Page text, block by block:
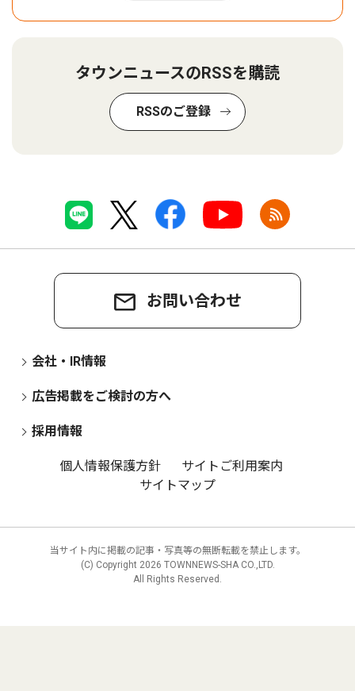
タウンニュースのRSSを購読
RSSのご登録
お問い合わせ
会社・IR情報
広告掲載をご検討の方へ
採用情報
個人情報保護方針
サイトご利用案内
サイトマップ
当サイト内に掲載の記事・写真等の無断転載を禁止します。
(C) Copyright 2026 TOWNNEWS-SHA CO.,LTD.
All Rights Reserved.